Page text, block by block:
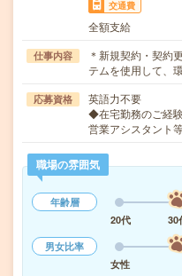
交通費
全額支給
仕事内容
＊新規契約・契約
テムを使用して、
応募資格
英語力不要
◆在宅勤務のご経
営業アシスタント
職場の雰囲気
年齢層
20代
30
男女比率
女性